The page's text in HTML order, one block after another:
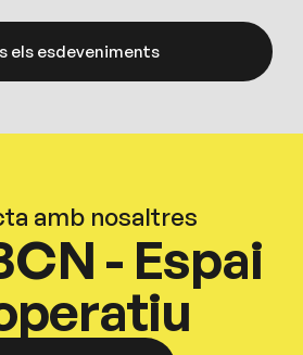
els esdeveniments
amb nosaltres
- Espai